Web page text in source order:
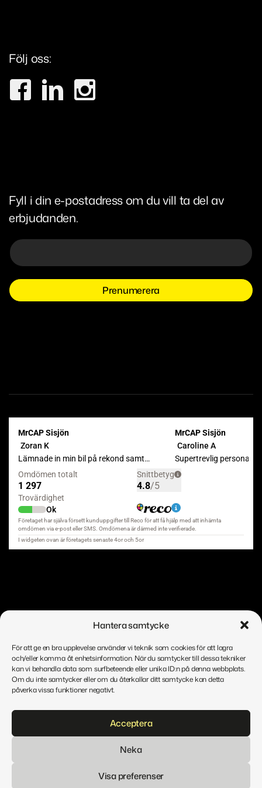
Hantera samtycke
För att ge en bra upplevelse använder vi teknik som cookies för att lagra
och/eller komma åt enhetsinformation. När du samtycker till dessa tekniker
kan vi behandla data som surfbeteende eller unika ID:n på denna webbplats.
Om du inte samtycker eller om du återkallar ditt samtycke kan detta
påverka vissa funktioner negativt.
Acceptera
Neka
Visa preferenser
Värnamo Margaretelund
Aveiro
Följ oss:
Fyll i din e-postadress om du vill ta del av
erbjudanden.
Copyright © MrCAP